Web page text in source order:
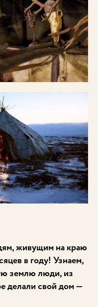
живущим на краю
в году! Узнаем,
землю люди, из
делали свой дом —